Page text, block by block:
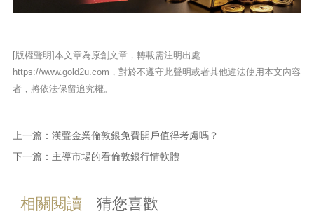
[版權聲明]本文章為原創文章，轉載需注明出處
https://www.gold2u.com，對於不遵守此聲明或者其他違法使用本文內容
者，將依法保留追究權。
上一篇： 漢聲金業倫敦銀免費開戶值得考慮嗎？
下一篇： 主導市場的看倫敦銀行情軟體
相關閱讀 猜您喜歡